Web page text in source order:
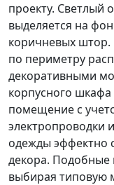
проекту. Светлый
выделяется на
коричневых штор.
по периметру
декоративными
корпусного
помещение с
электропроводки
одежды эффектно
декора.
выбирая типовую